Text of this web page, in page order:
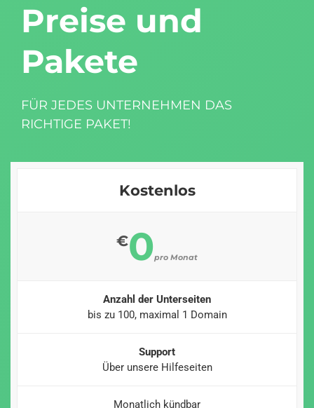
Preise und
Pakete
FÜR JEDES UNTERNEHMEN DAS
RICHTIGE PAKET!
Kostenlos
€0pro Monat
Anzahl der Unterseiten
bis zu 100, maximal 1 Domain
Support
Über unsere Hilfeseiten
Monatlich kündbar